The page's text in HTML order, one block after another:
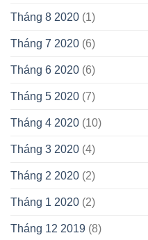
Tháng 8 2020 (1)
Tháng 7 2020 (6)
Tháng 6 2020 (6)
Tháng 5 2020 (7)
Tháng 4 2020 (10)
Tháng 3 2020 (4)
Tháng 2 2020 (2)
Tháng 1 2020 (2)
Tháng 12 2019 (8)